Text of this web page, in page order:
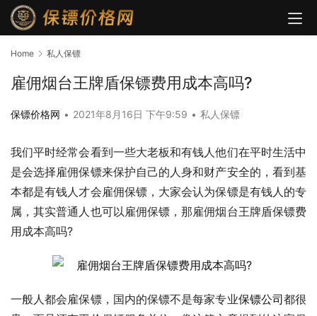
Home 私人保镖
雇佣烟台王牌盾保镖费用成本高吗?
保镖价格网 • 2021年8月16日 下午9:59 • 私人保镖
我们平时经常会看到一些大老板和有钱人他们在平时生活中
是会选择雇佣保镖来保护自己的人身和财产安全的，看到基
本都是有钱人才会雇佣保镖，大家会认为保镖是有钱人的专
属，其实普通人也可以雇佣保镖，那雇佣烟台王牌盾保镖费
用成本高吗?
一般人都会雇保镖，国内的保镖不是每家专业保镖公司都很